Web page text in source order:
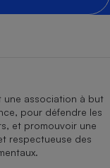
une association à but
pour défendre les
et promouvoir une
respectueuse des